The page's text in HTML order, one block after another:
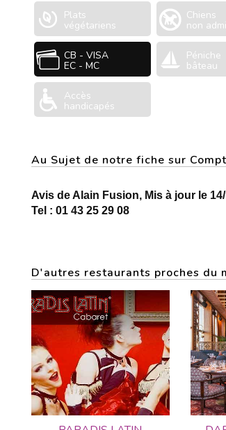
Plats
végétariens
Chiens
non
CB - VISA
EC - MC
Péniche
bâteau
Accès
handicapés
Au Sujet de notre fiche sur
Avis de Alain Fusion, Mis à jour le
Tel : 01 43 25 29 08
D'autres restaurants proches du